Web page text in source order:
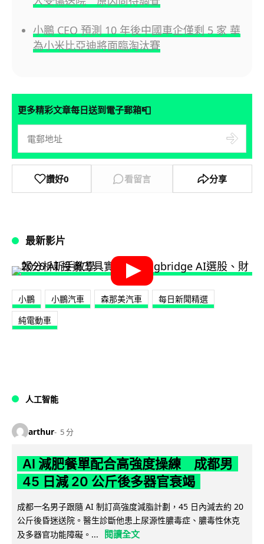
小鵬 CEO 預測 10 年後中國車企僅剩 5 家 華
為小米比亞迪將面臨淘汰賽
更多精彩文章每日送到電子郵箱📮
讚好0 看留言 分享
最新影片
小鵬 小鵬汽車 森那美汽車
每日新聞精選
純電動車
人工智能
arthur 5 分
AI 減肥餐單配合高強度操練 成都男
45 日減 20 公斤後多器官衰竭
成都一名男子跟隨 AI 制訂高強度減脂計劃，45 日內減去約 20
公斤後昏迷送院。醫生診斷他患上尿源性膿毒症、膿毒性休克
及多器官功能障礙。...
閱讀全文